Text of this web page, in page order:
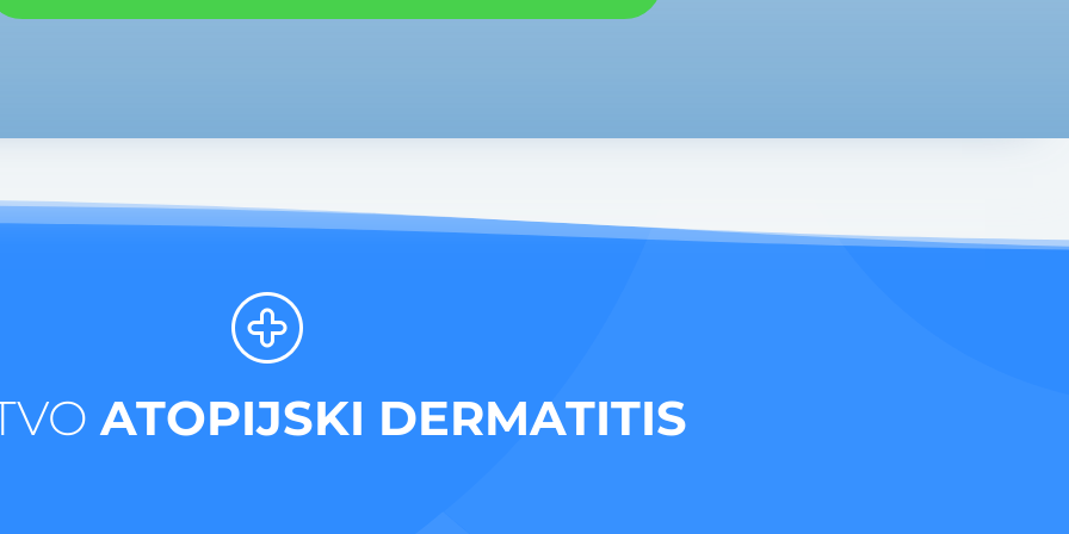
ATOPIJSKI DERMATITIS